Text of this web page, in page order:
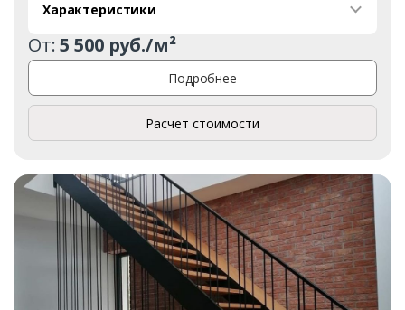
Характеристики
От:5 500 руб./м²
Подробнее
Расчет стоимости